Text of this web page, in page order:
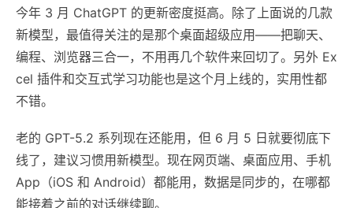
今年 3 月 ChatGPT 的更新密度挺高。除了上面说的几款
新模型，最值得关注的是那个桌面超级应用——把聊天、
编程、浏览器三合一，不用再几个软件来回切了。另外 Ex
cel 插件和交互式学习功能也是这个月上线的，实用性都
不错。
老的 GPT-5.2 系列现在还能用，但 6 月 5 日就要彻底下
线了，建议习惯用新模型。现在网页端、桌面应用、手机
App（iOS 和 Android）都能用，数据是同步的，在哪都
能接着之前的对话继续聊。